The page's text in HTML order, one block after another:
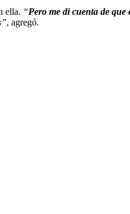
ella. “Pero me di cuenta de
”, agregó.